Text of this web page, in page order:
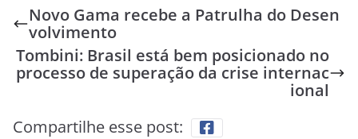
Novo Gama recebe a Patrulha do Desen
volvimento
Tombini: Brasil está bem posicionado no
processo de superação da crise internac
ional
Compartilhe esse post: